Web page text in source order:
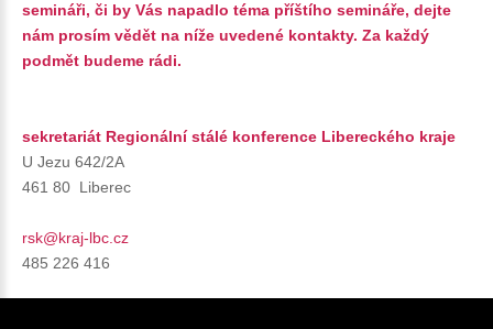
semináři, či by Vás napadlo téma příštího semináře, dejte
nám prosím vědět na níže uvedené kontakty. Za každý
podmět budeme rádi.
sekretariát Regionální stálé konference Libereckého kraje
U Jezu 642/2A
461 80 Liberec
rsk@kraj-lbc.cz
485 226 416